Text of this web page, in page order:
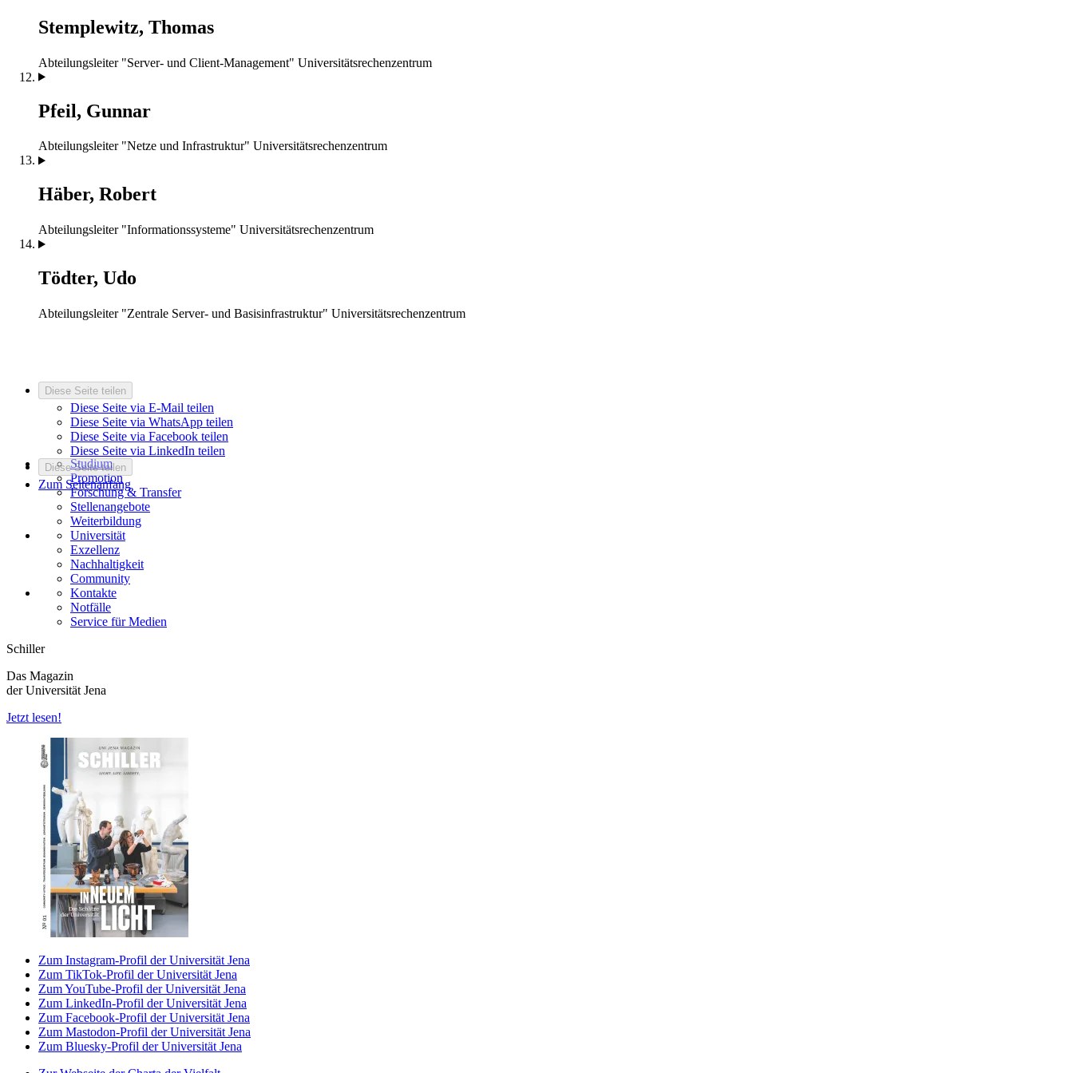
Stemplewitz, Thomas
Abteilungsleiter "Server- und Client-Management" Universitätsrechenzentrum
Pfeil, Gunnar
Abteilungsleiter "Netze und Infrastruktur" Universitätsrechenzentrum
Häber, Robert
Abteilungsleiter "Informationssysteme" Universitätsrechenzentrum
Tödter, Udo
Abteilungsleiter "Zentrale Server- und Basisinfrastruktur" Universitätsrechenzentrum
Diese Seite teilen
Diese Seite via E-Mail teilen
Diese Seite via WhatsApp teilen
Diese Seite via Facebook teilen
Diese Seite via LinkedIn teilen
Diese Seite teilen
Zum Seitenanfang
Studium
Promotion
Forschung & Transfer
Stellenangebote
Weiterbildung
Universität
Exzellenz
Nachhaltigkeit
Community
Kontakte
Notfälle
Service für Medien
Schiller
Das Magazin
der Universität Jena
Jetzt lesen!
Zum Instagram-Profil der Universität Jena
Zum TikTok-Profil der Universität Jena
Zum YouTube-Profil der Universität Jena
Zum LinkedIn-Profil der Universität Jena
Zum Facebook-Profil der Universität Jena
Zum Mastodon-Profil der Universität Jena
Zum Bluesky-Profil der Universität Jena